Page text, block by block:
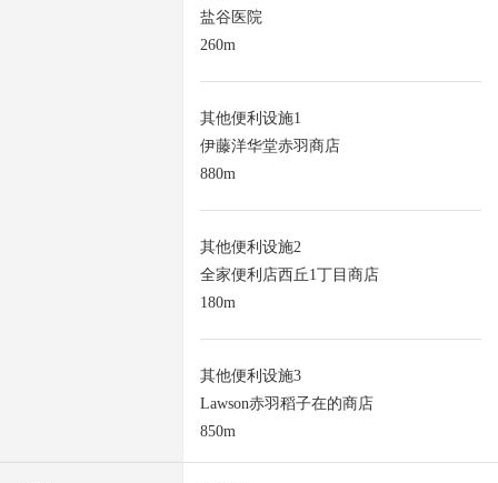
盐谷医院
260m
其他便利设施1
伊藤洋华堂赤羽商店
880m
其他便利设施2
全家便利店西丘1丁目商店
180m
其他便利设施3
Lawson赤羽稻子在的商店
850m